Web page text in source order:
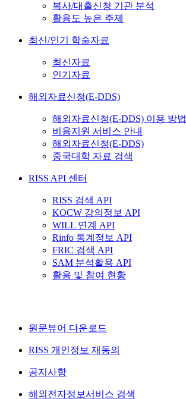
복사/대출신청 기관 분석
활용도 높은 주제
최신/인기 학술자료
최신자료
인기자료
해외자료신청(E-DDS)
해외자료신청(E-DDS) 이용 방법
비용지원 서비스 안내
해외자료신청(E-DDS)
중국대학 자료 검색
RISS API 센터
RISS 검색 API
KOCW 강의정보 API
WILL 연계 API
Rinfo 통계정보 API
FRIC 검색 API
SAM 분석활용 API
활용 및 참여 현황
원문뷰어 다운로드
RISS 개인정보 재동의
공지사항
해외전자정보서비스 검색